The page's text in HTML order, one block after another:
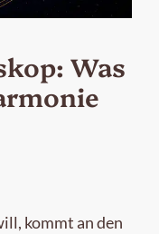
Was
kommt an den